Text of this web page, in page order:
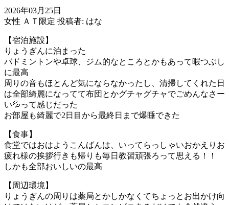
2026年03月25日
女性 ＡＴ限定 投稿者: はな
【宿泊施設】
りょうぎんに泊まった
バドミントンや卓球、ジム的なところとかもあって暇つぶし
に最高
周りの音もほとんど気にならなかったし、清掃してくれた日
は全部綺麗になってて布団とかグチャグチャでごめんなさー
い💦って感じだった
お部屋も綺麗で2日目から最終日まで爆睡できた
【食事】
食堂ではおはようこんばんは、いってらっしゃいおかえりお
疲れ様の挨拶行きも帰りも毎日教習頑張ろって思える！！
しかも全部おいしいの最高
【周辺環境】
りょうぎんの周りは薬局とかしかなくてちょっとお出かけ向